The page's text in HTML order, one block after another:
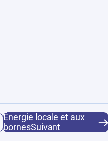
Énergie locale et aux
bornesSuivant